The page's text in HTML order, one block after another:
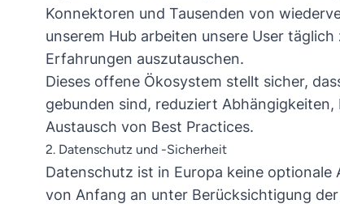
Konnektoren und Tausenden von
unserem Hub arbeiten unsere User
Erfahrungen auszutauschen.
Dieses offene Ökosystem stellt sicher,
gebunden sind, reduziert
Austausch von Best Practices.
2. Datenschutz und -Sicherheit
Datenschutz ist in Europa keine
von Anfang an unter Berücksichtigung